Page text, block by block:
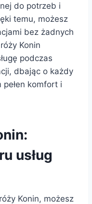
do potrzeb i
temu, możesz
bez żadnych
Konin
podczas
dbając o każdy
komfort i
usług
Konin, możesz